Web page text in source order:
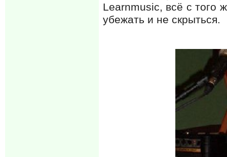
Learnmusic, всё с того
убежать и не скрыться.